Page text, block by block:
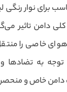
برای نوار رنگی
دامن تاثیر
خاصی را
به تضادها
دامن خاص و